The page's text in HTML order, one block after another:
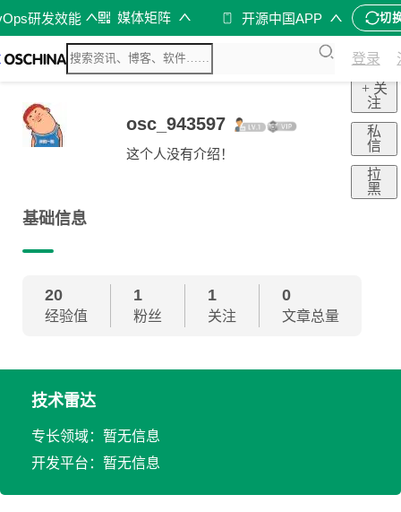
研发效能 媒体矩阵 开源中国APP 切
登录
osc_943597
这个人没有介绍！
+ 关
注
私
信
拉
黑
基础信息
20
经验值
1
粉丝
1
关注
0
文章总量
技术雷达
专长领域：暂无信息
开发平台：暂无信息